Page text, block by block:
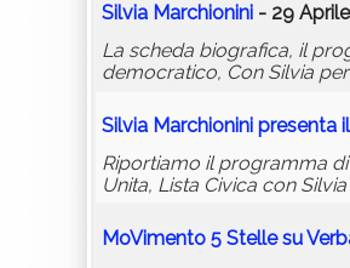
Silvia Marchionini - 29
La scheda biografica, il
democratico, Con Silvia
Silvia Marchionini presenta
Riportiamo il programma
Unita, Lista Civica con
MoVimento 5 Stelle su